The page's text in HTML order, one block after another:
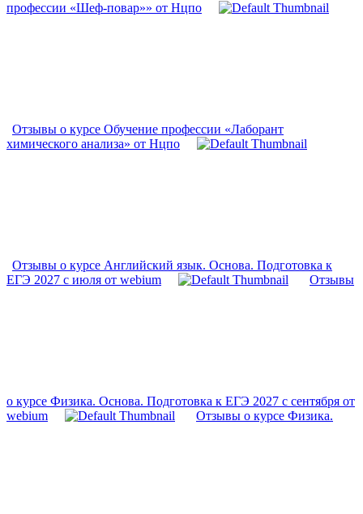
профессии «Шеф-повар»» от Нцпо
Отзывы о курсе Обучение профессии «Лаборант
химического анализа» от Нцпо
Отзывы о курсе Английский язык. Основа. Подготовка к
ЕГЭ 2027 с июля от webium
Отзывы
о курсе Физика. Основа. Подготовка к ЕГЭ 2027 с сентября от
webium
Отзывы о курсе Физика.